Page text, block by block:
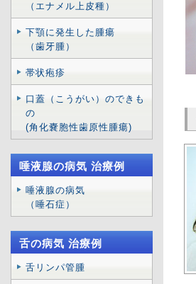
（エナメル上皮種）
下顎に発生した腫瘍
（歯牙腫）
帯状疱疹
口蓋（こうがい）のできも
の
(角化嚢胞性歯原性腫瘍)
唾液腺の病気 治療例
唾液腺の病気
（唾石症）
舌の病気 治療例
舌リンパ管腫